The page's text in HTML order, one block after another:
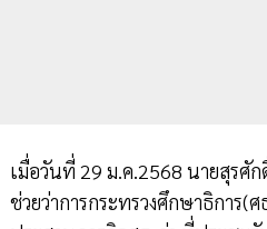
เมื่อวันที่ 29 ม.ค.2568 นายสุรศั
ช่วยว่าการกระทรวงศึกษาธิการ(